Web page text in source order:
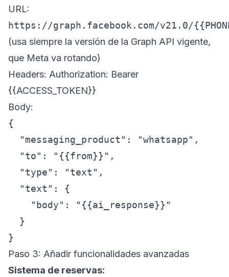
URL:
https://graph.facebook.com/v21.0/
(usa siempre la versión de la Graph API vigente,
que Meta va rotando)
Headers: Authorization: Bearer
{{ACCESS_TOKEN}}
Body:
{
  "messaging_product": "whatsapp",
  "to": "{{from}}",
  "type": "text",
  "text": {
    "body": "{{ai_response}}"
  }
Paso 3: Añadir funcionalidades avanzadas
Sistema de reservas: